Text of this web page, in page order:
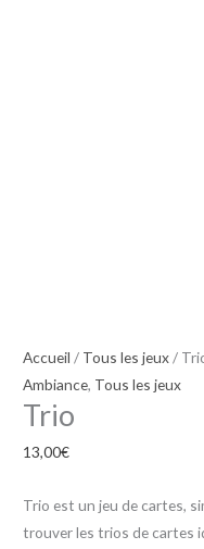
Accueil / Tous les jeux/
Ambiance, Tous les jeux
Trio
13,00€
Trio est un jeu de cartes,
trouver les trios de cartes